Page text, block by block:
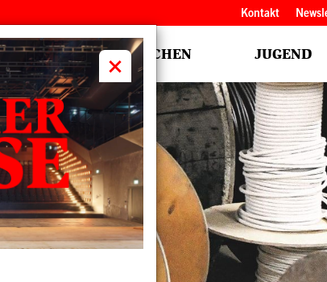
×
Kontakt
MENSCHEN JUGEND